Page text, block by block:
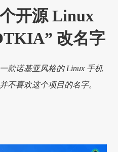
开源 Linux
改名字
款诺基亚风格的 Linux 手机
不喜欢这个项目的名字。